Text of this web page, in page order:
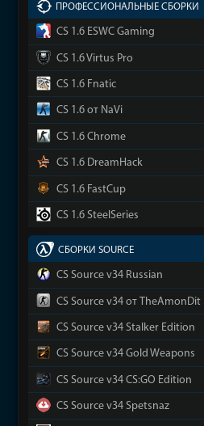
ПРОФЕССИОНАЛЬНЫЕ СБОРКИ
CS 1.6 ESWC Gaming
CS 1.6 Virtus Pro
CS 1.6 Fnatic
CS 1.6 от NaVi
CS 1.6 Chrome
CS 1.6 DreamHack
CS 1.6 FastCup
CS 1.6 SteelSeries
СБОРКИ SOURCE
CS Source v34 Russian
CS Source v34 от TheAmonDit
CS Source v34 Stalker Edition
CS Source v34 Gold Weapons
CS Source v34 CS:GO Edition
CS Source v34 Spetsnaz